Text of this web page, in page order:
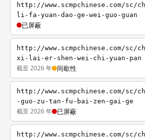
http://www.scmpchinese.com/sc/
li-fa-yuan-dao-ge-wei-guo-guan
已屏蔽
http://www.scmpchinese.com/sc/
xi-lai-er-shen-wei-chi-yuan-pan
截至 2026 年 间歇性
http://www.scmpchinese.com/sc/
-guo-zu-tan-fu-bai-zen-gai-ge
截至 2026 年 已屏蔽
http://www.scmpchinese.com/sc/